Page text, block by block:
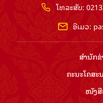
ໂທລະສັບ:
ອີເມວ:
ສຳ​ນັກ​
ຄະນະໂຄສ
ໜັງສື